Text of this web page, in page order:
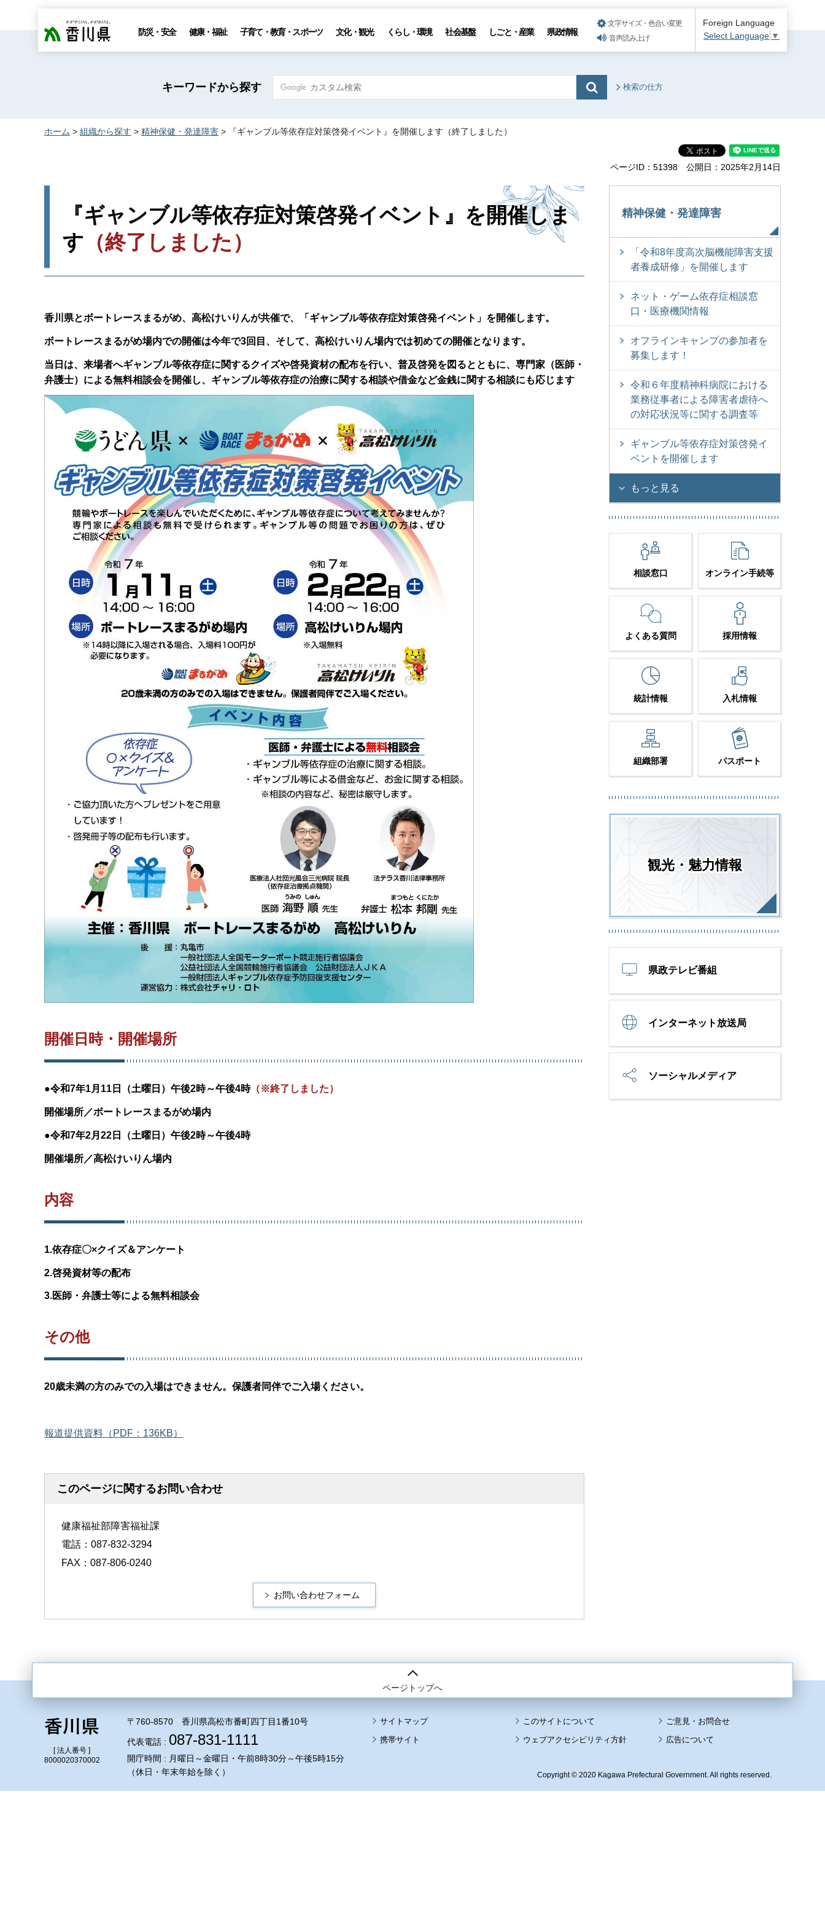
香川県 防災・安全 健康・福祉 子育て・教育・スポーツ 文化・観光 くらし・環境 社会基盤 しごと・産業 県政情報
文字サイズ・色合い変更
音声読み上げ
Foreign Language
Select Language ▼
キーワードから探す 検索の仕方
ホーム > 組織から探す > 精神保健・発達障害 > 『ギャンブル等依存症対策啓発イベント』を開催します（終了しました）
ページID：51398 公開日：2025年2月14日
『ギャンブル等依存症対策啓発イベント』を開催しま
す （終了しました）
香川県とボートレースまるがめ、高松けいりんが共催で、「ギャンブル等依存症対策啓発イベント」を開催します。
ボートレースまるがめ場内での開催は今年で3回目、そして、高松けいりん場内では初めての開催となります。
当日は、来場者へギャンブル等依存症に関するクイズや啓発資材の配布を行い、普及啓発を図るとともに、専門家（医師・
弁護士）による無料相談会を開催し、ギャンブル等依存症の治療に関する相談や借金など金銭に関する相談にも応じます
開催日時・開催場所
●令和7年1月11日（土曜日）午後2時～午後4時（※終了しました）
開催場所／ボートレースまるがめ場内
●令和7年2月22日（土曜日）午後2時～午後4時
開催場所／高松けいりん場内
内容
1.依存症〇×クイズ＆アンケート
2.啓発資材等の配布
3.医師・弁護士等による無料相談会
その他
20歳未満の方のみでの入場はできません。保護者同伴でご入場ください。
報道提供資料（PDF：136KB）
このページに関するお問い合わせ
健康福祉部障害福祉課
電話：087-832-3294
FAX：087-806-0240
精神保健・発達障害
「令和8年度高次脳機能障害支援
者養成研修」を開催します
ネット・ゲーム依存症相談窓
口・医療機関情報
オフラインキャンプの参加者を
募集します！
令和６年度精神科病院における
業務従事者による障害者虐待へ
の対応状況等に関する調査等
ギャンブル等依存症対策啓発イ
ベントを開催します
もっと見る
相談窓口 オンライン手続等
よくある質問 採用情報
統計情報 入札情報
組織部署 パスポート
観光・魅力情報
県政テレビ番組
インターネット放送局
ソーシャルメディア
ページトップへ
[ 法人番号 ]
8000020370002
〒760-8570 香川県高松市番町四丁目1番10号
代表電話 : 087-831-1111
開庁時間 : 月曜日～金曜日・午前8時30分～午後5時15分
（休日・年末年始を除く）
サイトマップ
このサイトについて
携帯サイト
ウェブアクセシビリティ方針 広告について
Copyright © 2020 Kagawa Prefectural Government. All rights reserved.